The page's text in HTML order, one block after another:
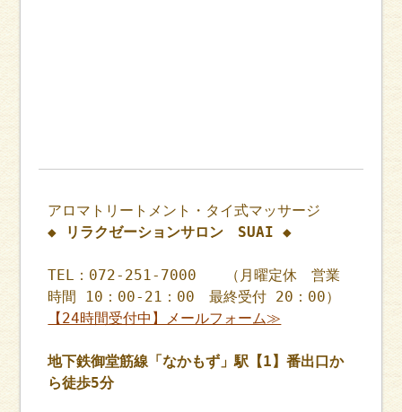
アロマトリートメント・タイ式マッサージ
◆ リラクゼーションサロン SUAI ◆
TEL：072-251-7000 （月曜定休 営業
時間 10：00-21：00 最終受付 20：00）
【24時間受付中】メールフォーム≫
地下鉄御堂筋線「なかもず」駅【1】番出口か
ら徒歩5分